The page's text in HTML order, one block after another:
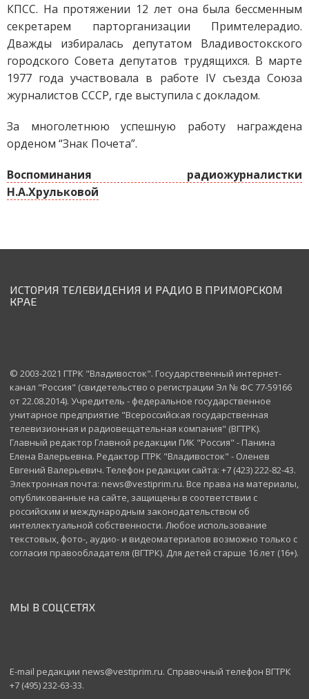
КПСС. На протяжении 12 лет она была бессменным
секретарем парторганизации Примтелерадио.
Дважды избиралась депутатом Владивостокского
городского Совета депутатов трудящихся. В марте
1977 года участвовала в работе IV съезда Союза
журналистов СССР, где выступила с докладом.
За многолетнюю успешную работу награждена
орденом “Знак Почета”.
Воспоминания радиожурналистки
Н.А.Хрульковой
ИСТОРИЯ ТЕЛЕВИДЕНИЯ И РАДИО В ПРИМОРСКОМ
КРАЕ
© 2003-2021 ГТРК "Владивосток". Государственный интернет-
канал "Россия" (свидетельство о регистрации Эл № ФС 77-59166
от 22.08.2014). Учредитель - федеральное государственное
унитарное предприятие "Всероссийская государственная
телевизионная и радиовещательная компания" (ВГТРК).
Главный редактор Главной редакции ГИК "Россия" - Панина
Елена Валерьевна. Редактор ГТРК "Владивосток" - Оленев
Евгений Валерьевич. Телефон редакции сайта: +7 (423) 222-82-43.
Электронная почта: news@vestiprim.ru. Все права на материалы,
опубликованные на сайте, защищены в соответствии с
российским и международным законодательством об
интеллектуальной собственности. Любое использование
текстовых, фото-, аудио- и видеоматериалов возможно только с
согласия правообладателя (ВГТРК). Для детей старше 16 лет (16+).
МЫ В СОЦСЕТЯХ
E-mail редакции news@vestiprim.ru. Справочный телефон ВГТРК
+7 (495) 232-63-33.